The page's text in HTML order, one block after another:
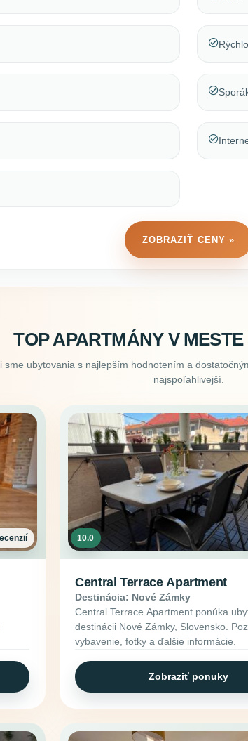
ZOBRAZIŤ CENY »
TOP APARTMÁNY V
sme ubytovania s najlepším hodnotením a
najspoľahlivejší.
10.0
Central Terrace Apartment
Destinácia: Nové Zámky
Central Terrace Apartment ponúka
destinácii Nové Zámky, Slovensko.
vybavenie, fotky a ďalšie informácie.
Zobraziť ponuky